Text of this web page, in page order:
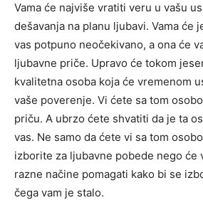
Vama će najviše vratiti veru u vašu
dešavanja na planu ljubavi. Vama će
vas potpuno neočekivano, a ona će
ljubavne priče. Upravo će tokom
kvalitetna osoba koja će vremenom
vaše poverenje. Vi ćete sa tom
priču. A ubrzo ćete shvatiti da je ta
vas. Ne samo da ćete vi sa tom
izborite za ljubavne pobede nego će
razne načine pomagati kako bi se
čega vam je stalo.